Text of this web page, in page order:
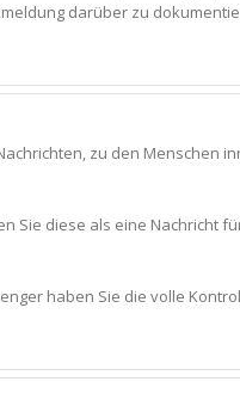
darüber zu
zu den Menschen
Sie diese als eine Nachricht
haben Sie die volle